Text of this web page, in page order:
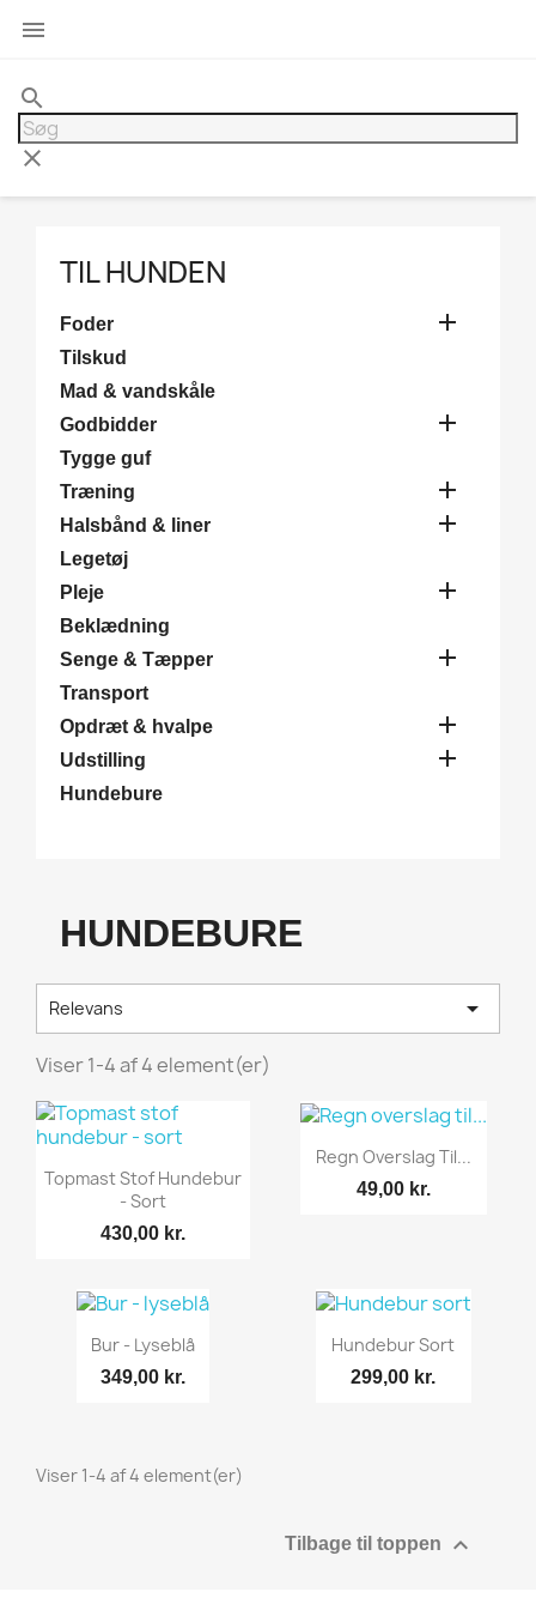

search
clear
TIL HUNDEN
Foder 
Tilskud
Mad & vandskåle
Godbidder

Tygge guf
Træning

Halsbånd & liner 
Legetøj
Pleje

Beklædning
Senge & Tæpper

Transport
Opdræt & hvalpe

Udstilling 
Hundebure
HUNDEBURE
Relevans 
Viser 1-4 af 4 element(er)
Topmast Stof Hundebur
- Sort
430,00 kr.
Regn Overslag Til...
49,00 kr.
Bur - Lyseblå
349,00 kr.
Hundebur Sort
299,00 kr.
Viser 1-4 af 4 element(er)
Tilbage til toppen 